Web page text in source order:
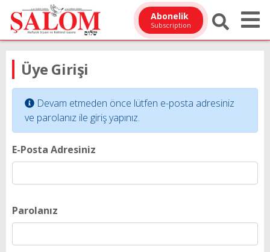
Abonelik
Subscription
Üye Girişi
Devam etmeden önce lütfen e-posta adresiniz
ve parolanız ile giriş yapınız.
E-Posta Adresiniz
Parolanız